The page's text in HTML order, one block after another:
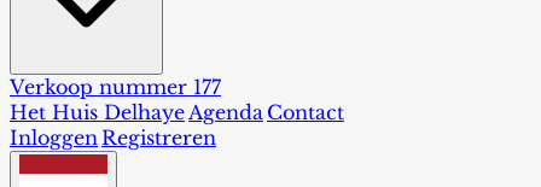
Verkoop nummer 177
Het Huis DelhayeAgenda Contact
InloggenRegistreren